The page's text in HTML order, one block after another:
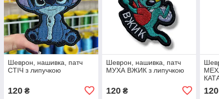
Шеврон, нашивка, патч
СТІЧ з липучкою
120 ₴
Шеврон, нашивка, патч
МУХА ВЖИК з липучкою
120₴
з
120